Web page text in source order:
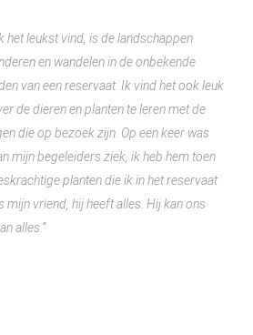
het leukst vind, is de landschappen
en wandelen in de onbekende
van een reservaat. Ik vind het ook leuk
de dieren en planten te leren met de
die op bezoek zijn. Op een keer was
mijn begeleiders ziek, ik heb hem toen
planten die ik in het reservaat
mijn vriend, hij heeft alles. Hij kan ons
alles.”